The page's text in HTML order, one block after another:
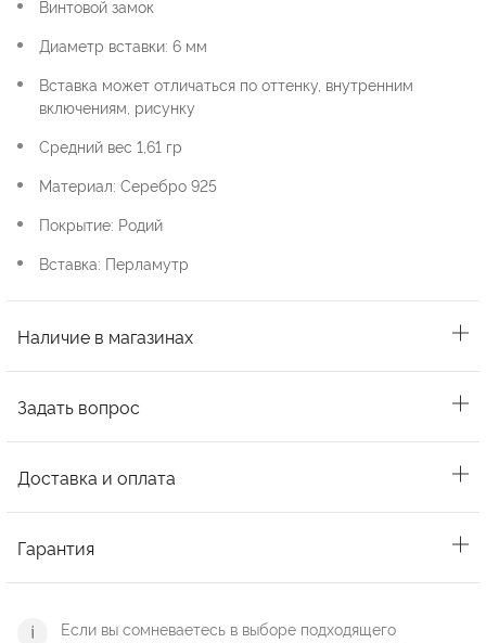
Винтовой замок
Диаметр вставки: 6 мм
Вставка может отличаться по оттенку, внутренним
включениям, рисунку
Средний вес 1,61 гр
Материал: Серебро 925
Покрытие: Родий
Вставка: Перламутр
Наличие в магазинах
Задать вопрос
Доставка и оплата
Гарантия
Если вы сомневаетесь в выборе подходящего